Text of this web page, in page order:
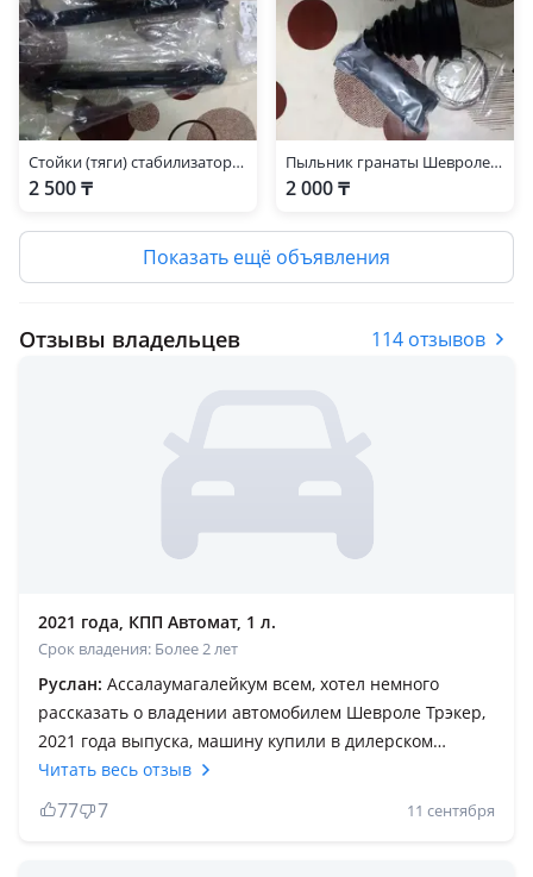
Стойки (тяги) стабилизатора (серьги) Шевроле Круз (Chevrolet Cruze)
2 500 ₸
Пыльник гранаты Шевроле Круз (Chevrolet Cruze)
2 000 ₸
Показать ещё объявления
Отзывы владельцев 114 отзывов
2021 года, КПП Автомат, 1 л.
Срок владения: Более 2 лет
Руслан: Ассалаумагалейкум всем, хотел немного
рассказать о владении автомобилем Шевроле Трэкер,
2021 года выпуска, машину купили в дилерском
салоне, проехали в общем 39 000 км, машина в
основном используется в городе, но иногда выезжаем
в другие регионы. У меня комплектация Редлайн, 1-
Читать весь отзыв
77 7 11 сентября